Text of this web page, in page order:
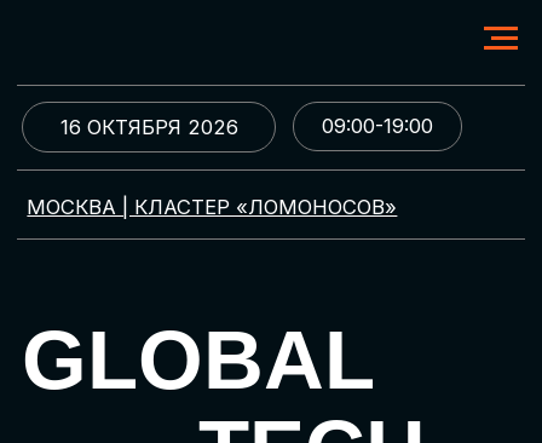
МОСКВА | КЛАСТЕР «ЛОМОНОСОВ»
GLOBAL
TECH
FORUM
09:00-19:00
16 ОКТЯБРЯ 2026